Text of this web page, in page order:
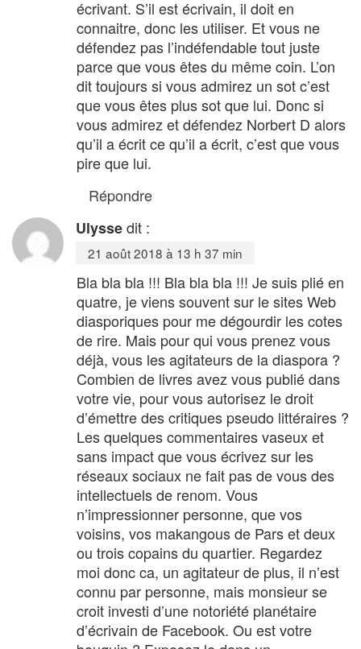
écrivant. S’il est écrivain, il doit en
connaitre, donc les utiliser. Et vous ne
défendez pas l’indéfendable tout juste
parce que vous êtes du même coin. L’on
dit toujours si vous admirez un sot c’est
que vous êtes plus sot que lui. Donc si
vous admirez et défendez Norbert D alors
qu’il a écrit ce qu’il a écrit, c’est que vous
pire que lui.
Répondre
Ulyssedit :
21 août 2018 à 13 h 37 min
Bla bla bla !!! Bla bla bla !!! Je suis plié en
quatre, je viens souvent sur le sites Web
diasporiques pour me dégourdir les cotes
de rire. Mais pour qui vous prenez vous
déjà, vous les agitateurs de la diaspora ?
Combien de livres avez vous publié dans
votre vie, pour vous autorisez le droit
d’émettre des critiques pseudo littéraires ?
Les quelques commentaires vaseux et
sans impact que vous écrivez sur les
réseaux sociaux ne fait pas de vous des
intellectuels de renom. Vous
n’impressionner personne, que vos
voisins, vos makangous de Pars et deux
ou trois copains du quartier. Regardez
moi donc ca, un agitateur de plus, il n’est
connu par personne, mais monsieur se
croit investi d’une notoriété planétaire
d’écrivain de Facebook. Ou est votre